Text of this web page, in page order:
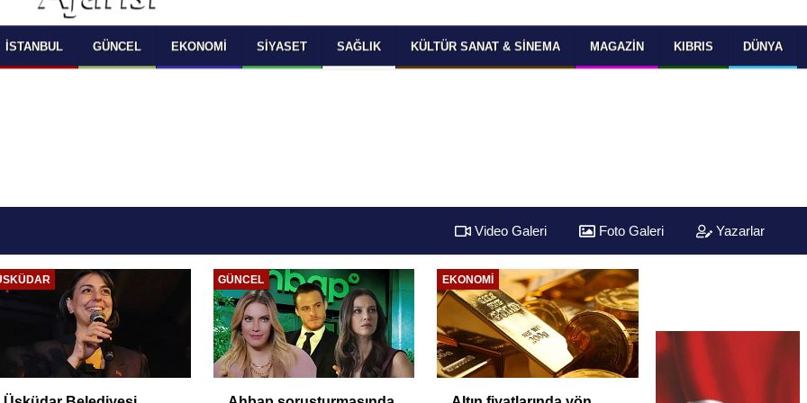
SELECT LANGUAGE YOU WOULD TO READ
OKUMAK İSTEDİĞİNİZ DİLİ SEÇİNİZ
Powered by
Translate
İSTANBUL GÜNCEL EKONOMI SIYASET SAĞLIK KÜLTÜR SANAT & SINEMA MAGAZIN KIBRIS DÜNYA
Video Galeri Foto Galeri Yazarlar
GÜNCEL EKONOMI